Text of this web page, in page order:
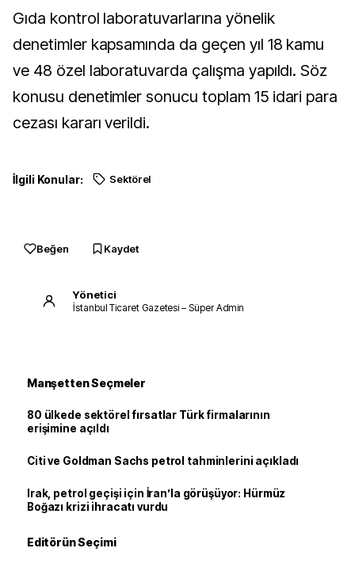
Gıda kontrol laboratuvarlarına yönelik
denetimler kapsamında da geçen yıl 18 kamu
ve 48 özel laboratuvarda çalışma yapıldı. Söz
konusu denetimler sonucu toplam 15 idari para
cezası kararı verildi.
İlgili Konular: Sektörel
Beğen Kaydet
Yönetici
İstanbul Ticaret Gazetesi – Süper Admin
Manşetten Seçmeler
80 ülkede sektörel fırsatlar Türk firmalarının
erişimine açıldı
Citi ve Goldman Sachs petrol tahminlerini açıkladı
Irak, petrol geçişi için İran’la görüşüyor: Hürmüz
Boğazı krizi ihracatı vurdu
Editörün Seçimi